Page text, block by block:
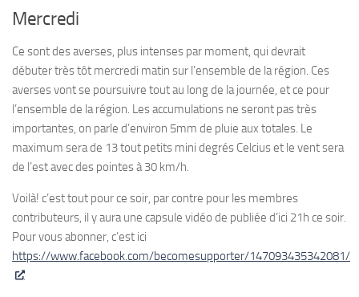
Mercredi
Ce sont des averses, plus intenses par moment, qui devrait
débuter très tôt mercredi matin sur l’ensemble de la région. Ces
averses vont se poursuivre tout au long de la journée, et ce pour
l’ensemble de la région. Les accumulations ne seront pas très
importantes, on parle d’environ 5mm de pluie aux totales. Le
maximum sera de 13 tout petits mini degrés Celcius et le vent sera
de l’est avec des pointes à 30 km/h.
Voilà! c’est tout pour ce soir, par contre pour les membres
contributeurs, il y aura une capsule vidéo de publiée d’ici 21h ce soir.
Pour vous abonner, c’est ici
https://www.facebook.com/becomesupporter/147093435342081/